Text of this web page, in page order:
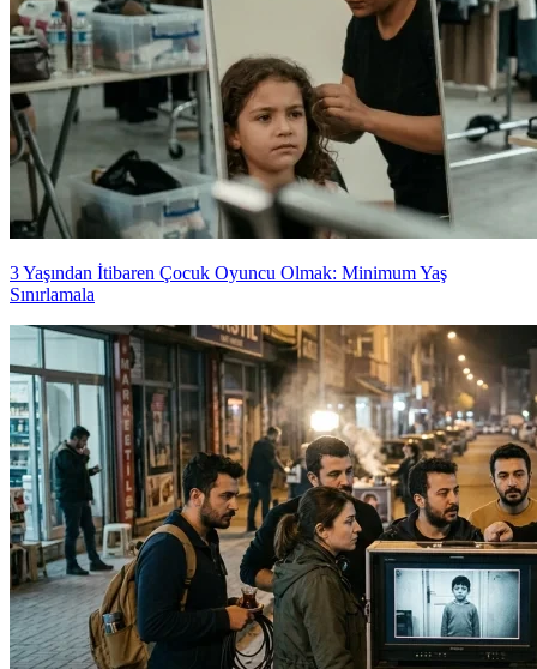
3 Yaşından İtibaren Çocuk Oyuncu Olmak: Minimum Yaş
Sınırlamala